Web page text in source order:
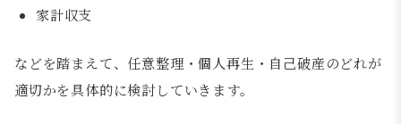
家計収支
などを踏まえて、任意整理・個人再生・自己破産のどれが
適切かを具体的に検討していきます。